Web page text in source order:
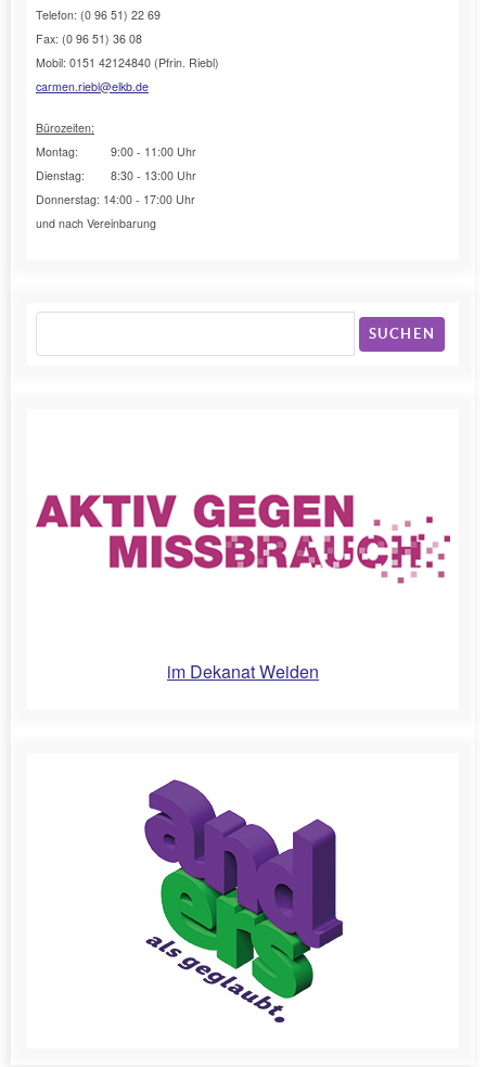
Telefon: (0 96 51) 22 69
Fax: (0 96 51) 36 08
Mobil: 0151 42124840 (Pfrin. Riebl)
carmen.riebl@elkb.de
Bürozeiten:
Montag: 9:00 - 11:00 Uhr
Dienstag: 8:30 - 13:00 Uhr
Donnerstag: 14:00 - 17:00 Uhr
und nach Vereinbarung
SUCHEN
im Dekanat Weiden